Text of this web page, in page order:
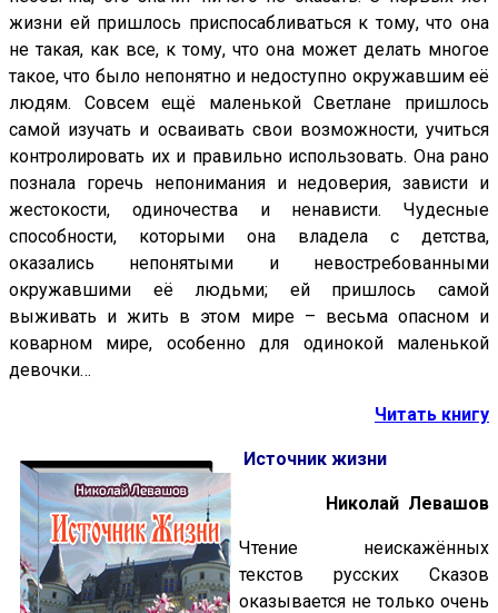
жизни ей пришлось приспосабливаться к тому, что она
не такая, как все, к тому, что она может делать многое
такое, что было непонятно и недоступно окружавшим её
людям. Совсем ещё маленькой Светлане пришлось
самой изучать и осваивать свои возможности, учиться
контролировать их и правильно использовать. Она рано
познала горечь непонимания и недоверия, зависти и
жестокости, одиночества и ненависти. Чудесные
способности, которыми она владела с детства,
оказались непонятыми и невостребованными
окружавшими её людьми; ей пришлось самой
выживать и жить в этом мире – весьма опасном и
коварном мире, особенно для одинокой маленькой
девочки…
Читать книгу
Источник жизни
Николай Левашов
Чтение неискажённых
текстов русских Сказов
оказывается не только очень